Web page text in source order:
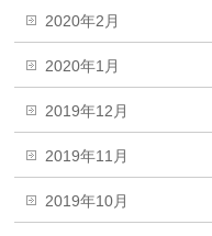
2020年2月
2020年1月
2019年12月
2019年11月
2019年10月